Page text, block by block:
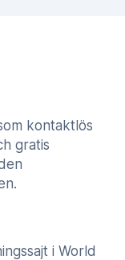
kontaktlös
gratis
i World